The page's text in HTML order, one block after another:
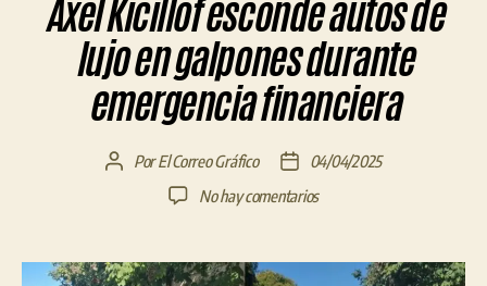
Axel Kicillof esconde autos de
lujo en galpones durante
emergencia financiera
AutorPorEl Correo Gráfico
Fecha04/04/2025
No hay comentariosen
esconde